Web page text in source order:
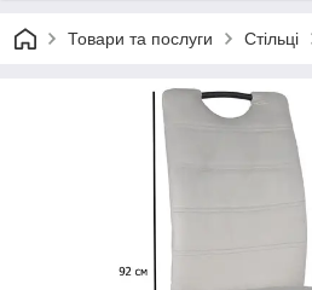
Товари та послуги Стільці